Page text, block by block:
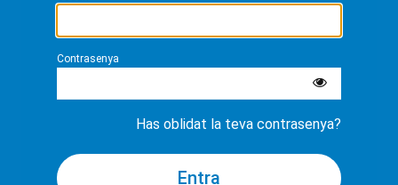
Contrasenya
Has oblidat la teva contrasenya?